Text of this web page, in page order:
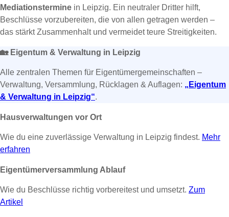
Mediationstermine in Leipzig. Ein neutraler Dritter hilft,
Beschlüsse vorzubereiten, die von allen getragen werden –
das stärkt Zusammenhalt und vermeidet teure Streitigkeiten.
🏡 Eigentum & Verwaltung in Leipzig
Alle zentralen Themen für Eigentümergemeinschaften –
Verwaltung, Versammlung, Rücklagen & Auflagen: „Eigentum
& Verwaltung in Leipzig“.
Hausverwaltungen vor Ort
Wie du eine zuverlässige Verwaltung in Leipzig findest. Mehr
erfahren
Eigentümerversammlung Ablauf
Wie du Beschlüsse richtig vorbereitest und umsetzt. Zum
Artikel